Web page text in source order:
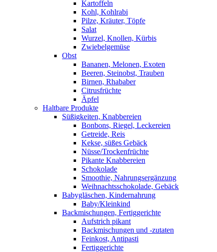
Kartoffeln
Kohl, Kohlrabi
Pilze, Kräuter, Töpfe
Salat
Wurzel, Knollen, Kürbis
Zwiebelgemüse
Obst
Bananen, Melonen, Exoten
Beeren, Steinobst, Trauben
Birnen, Rhababer
Citrusfrüchte
Äpfel
Haltbare Produkte
Süßigkeiten, Knabbereien
Bonbons, Riegel, Leckereien
Getreide, Reis
Kekse, süßes Gebäck
Nüsse/Trockenfrüchte
Pikante Knabbereien
Schokolade
Smoothie, Nahrungsergänzung
Weihnachtsschokolade, Gebäck
Babygläschen, Kindernahrung
Baby/Kleinkind
Backmischungen, Fertiggerichte
Aufstrich pikant
Backmischungen und -zutaten
Feinkost, Antipasti
Fertiggerichte